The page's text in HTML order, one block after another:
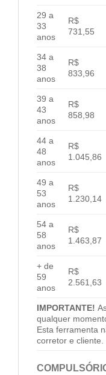
29 a
33
anos
R$
731,55
34 a
38
anos
R$
833,96
39 a
43
anos
R$
858,98
44 a
48
anos
R$
1.045,86
49 a
53
anos
R$
1.230,14
54 a
58
anos
R$
1.463,87
+ de
59
anos
R$
2.561,63
IMPORTANTE!
qualquer
Esta ferramenta
corretor e cliente.